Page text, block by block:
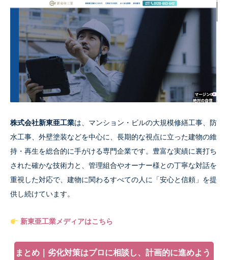
株式会社新東亜工業は、マンション・ビルの大規模修繕工事、防
水工事、外壁塗装などを中心に、長期的な視点に立った建物の維
持・再生を総合的に手がける専門企業です。豊富な実績に裏打ち
された確かな技術力と、管理組合やオーナー様との丁寧な対話を
重視した対応で、建物に関わるすべての人に「安心と信頼」を提
供し続けています。
新東亜工業メディアはこちら
まとめ｜劣化対策はプロに相談し、計画的に進めよう